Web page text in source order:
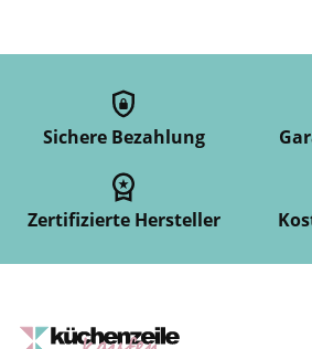
Sichere Bezahlung
Zertifizierte Hersteller